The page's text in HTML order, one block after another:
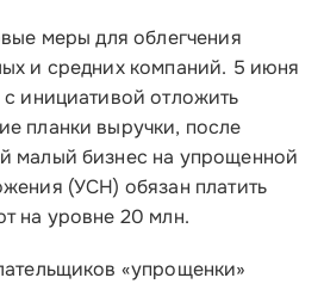
меры для облегчения
и средних компаний. 5 июня
инициативой отложить
планки выручки, после
малый бизнес на упрощенной
(УСН) обязан платить
на уровне 20 млн.
«упрощенки»